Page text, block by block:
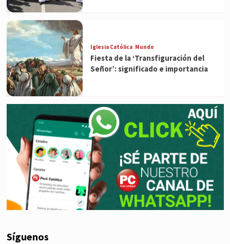
Iglesia Católica Mundo
Fiesta de la ‘Transfiguración del
Señor’: significado e importancia
Síguenos